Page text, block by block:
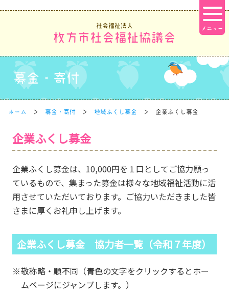
社会福祉法人
枚方市社会福祉協議会
募金・寄付
ホーム 募金・寄付 地域ふくし募金 企業ふくし募金
企業ふくし募金
企業ふくし募金は、10,000円を１口としてご協力願っ
ているもので、集まった募金は様々な地域福祉活動に活
用させていただいております。ご協力いただきました皆
さまに厚くお礼申し上げます。
企業ふくし募金 協力者一覧（令和７年度）
敬称略・順不同（青色の文字をクリックするとホー
ムページにジャンプします。）